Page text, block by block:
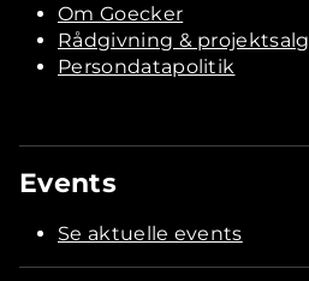
Om Goecker
Rådgivning & projektsalg
Persondatapolitik
Events
Se aktuelle events